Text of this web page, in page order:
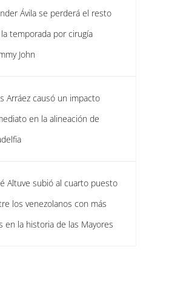
Ávila se perderá el resto
temporada por cirugía
John
Arráez causó un impacto
en la alineación de
Altuve subió al cuarto puesto
los venezolanos con más
en la historia de las Mayores